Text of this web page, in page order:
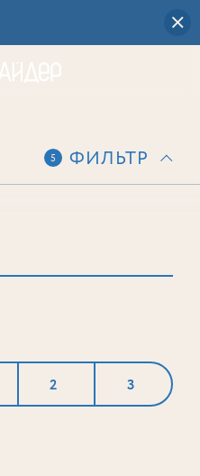
5 ФИЛЬТР
2 3
одного лота